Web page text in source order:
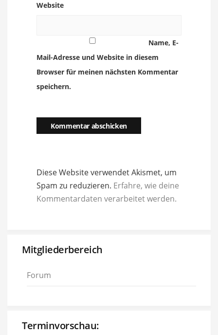
Website
Name, E-
Mail-Adresse und Website in diesem
Browser für meinen nächsten Kommentar
speichern.
Diese Website verwendet Akismet, um
Spam zu reduzieren. Erfahre, wie deine
Kommentardaten verarbeitet werden.
Mitgliederbereich
Forum
Terminvorschau: